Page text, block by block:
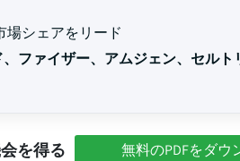
場シェアをリード
ファイザー、アムジェン、セルト
を得る 無料のPDFをダウ